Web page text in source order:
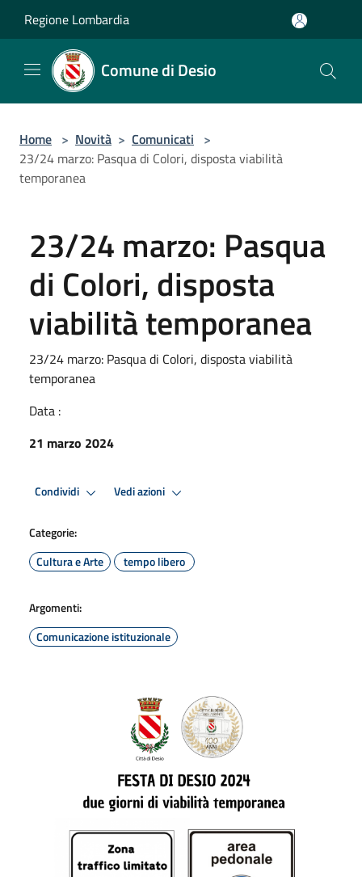
Regione Lombardia
Comune di Desio
Home > Novità > Comunicati >
23/24 marzo: Pasqua di Colori, disposta viabilità
temporanea
23/24 marzo: Pasqua
di Colori, disposta
viabilità temporanea
23/24 marzo: Pasqua di Colori, disposta viabilità
temporanea
Data :
21 marzo 2024
Condividi Vedi azioni
Categorie:
Cultura e Arte
tempo libero
Argomenti:
Comunicazione istituzionale